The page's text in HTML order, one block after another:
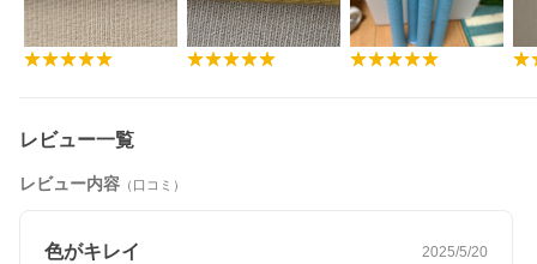
レビュー一覧
レビュー内容 （口コミ）
色がキレイ 2025/5/20